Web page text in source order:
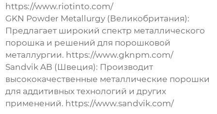
https://www.riotinto.com/
GKN Powder Metallurgy (Великобритания):
Предлагает широкий спектр металлического
порошка и решений для порошковой
металлургии. https://www.gknpm.com/
Sandvik AB (Швеция): Производит
высококачественные металлические порошки
для аддитивных технологий и других
применений. https://www.sandvik.com/